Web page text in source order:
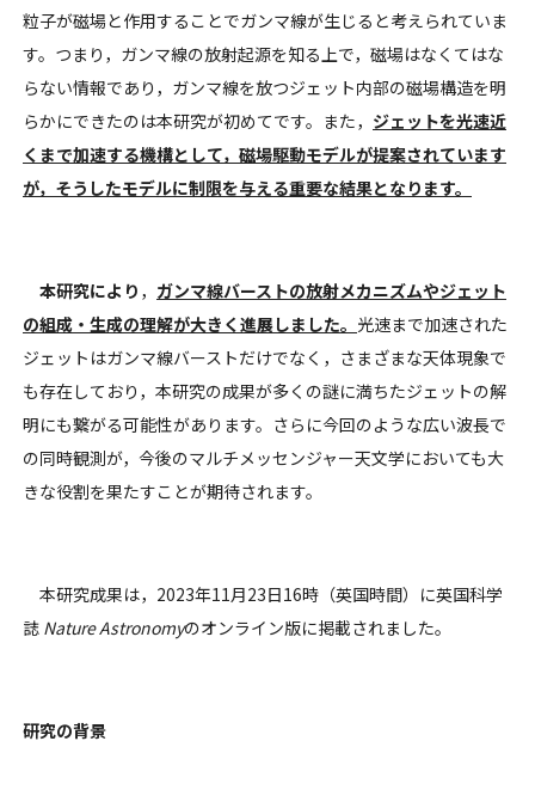
粒子が磁場と作用することでガンマ線が生じると考えられていま
す。つまり，ガンマ線の放射起源を知る上で，磁場はなくてはな
らない情報であり，ガンマ線を放つジェット内部の磁場構造を明
らかにできたのは本研究が初めてです。また， ジェットを光速近
くまで加速する機構として，磁場駆動モデルが提案されています
が，そうしたモデルに制限を与える重要な結果となります。
本研究により ， ガンマ線バーストの放射メカニズムやジェット
の組成・生成の理解が大きく進展しました。 光速まで加速された
ジェットはガンマ線バーストだけでなく，さまざまな天体現象で
も存在しており，本研究の成果が多くの謎に満ちたジェットの解
明にも繋がる可能性があります。さらに今回のような広い波長で
の同時観測が，今後のマルチメッセンジャー天文学においても大
きな役割を果たすことが期待されます。
本研究成果は，2023年11月23日16時（英国時間）に英国科学
誌 Nature Astronomyのオンライン版に掲載されました。
研究の背景